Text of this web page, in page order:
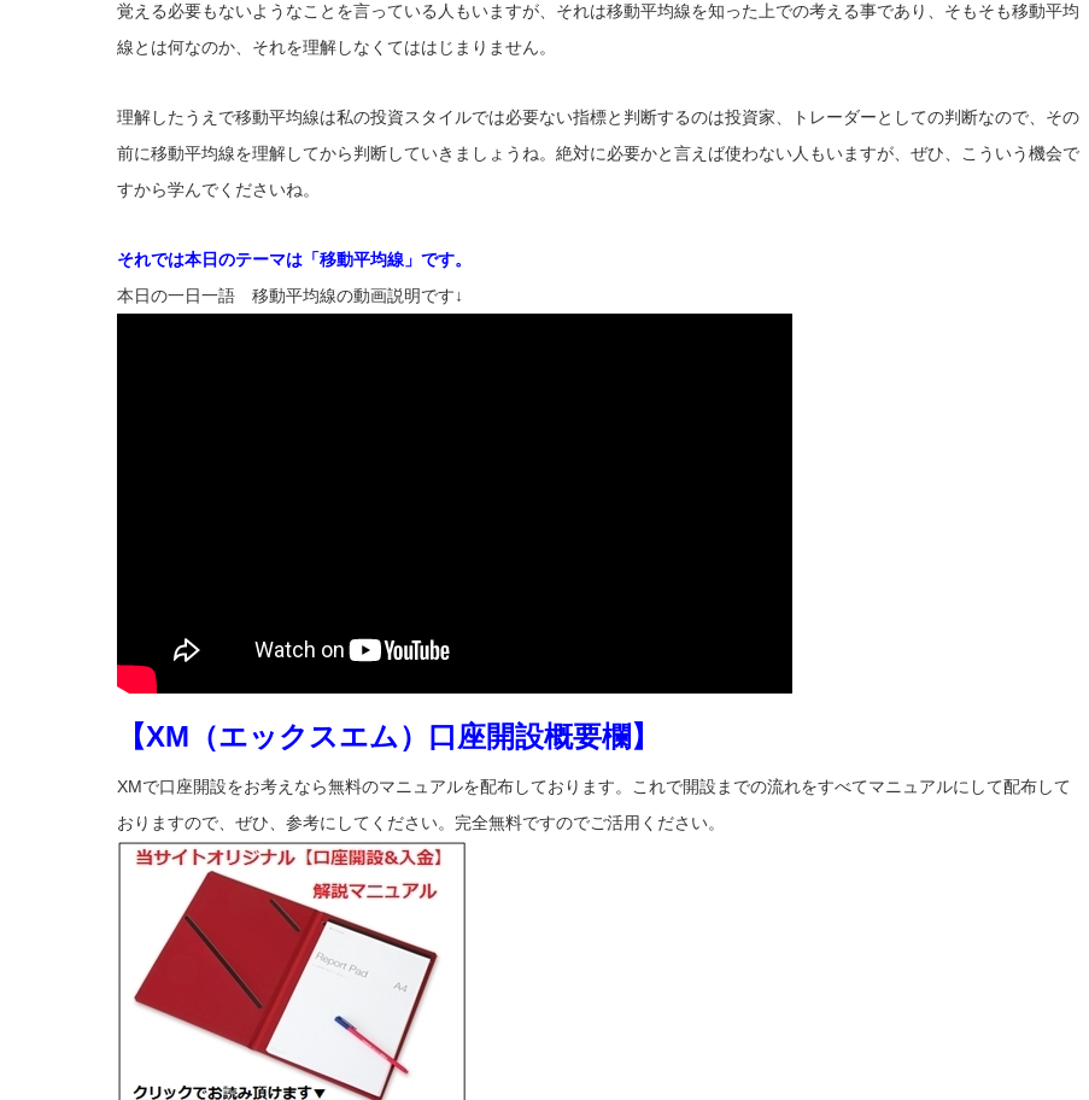
覚える必要もないようなことを言っている人もいますが、それは移動平均線を知った上での考える事であり、そもそも移動平均
線とは何なのか、それを理解しなくてははじまりません。
理解したうえで移動平均線は私の投資スタイルでは必要ない指標と判断するのは投資家、トレーダーとしての判断なので、その
前に移動平均線を理解してから判断していきましょうね。絶対に必要かと言えば使わない人もいますが、ぜひ、こういう機会で
すから学んでくださいね。
それでは本日のテーマは「移動平均線」です。
本日の一日一語 移動平均線の動画説明です↓
【XM（エックスエム）口座開設概要欄】
XMで口座開設をお考えなら無料のマニュアルを配布しております。これで開設までの流れをすべてマニュアルにして配布して
おりますので、ぜひ、参考にしてください。完全無料ですのでご活用ください。